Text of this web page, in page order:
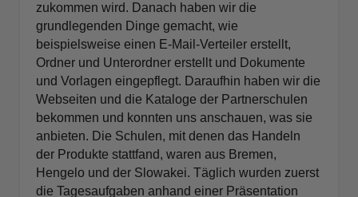
zukommen wird. Danach haben wir die
grundlegenden Dinge gemacht, wie
beispielsweise einen E-Mail-Verteiler erstellt,
Ordner und Unterordner erstellt und Dokumente
und Vorlagen eingepflegt. Daraufhin haben wir die
Webseiten und die Kataloge der Partnerschulen
bekommen und konnten uns anschauen, was sie
anbieten. Die Schulen, mit denen das Handeln
der Produkte stattfand, waren aus Bremen,
Hengelo und der Slowakei. Täglich wurden zuerst
die Tagesaufgaben anhand einer Präsentation